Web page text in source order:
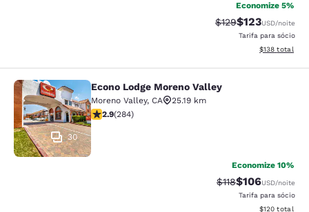
Economize 5%
Tarifa anterior
$129Tarifa com
$123USD/noite
Tarifa para sócio
Exibir
$138 total
Econo Lodge Moreno Valley
30
Econo Lodge Moreno Valley
Moreno Valley, CA
25.19 km
classificação 2.92 estrelas. Razoável. 284 avaliações
2.9(284)
Economize 10%
Tarifa anterior
$118Tarifa com
$106USD/noite
Tarifa para sócio
Exibir
$120 total